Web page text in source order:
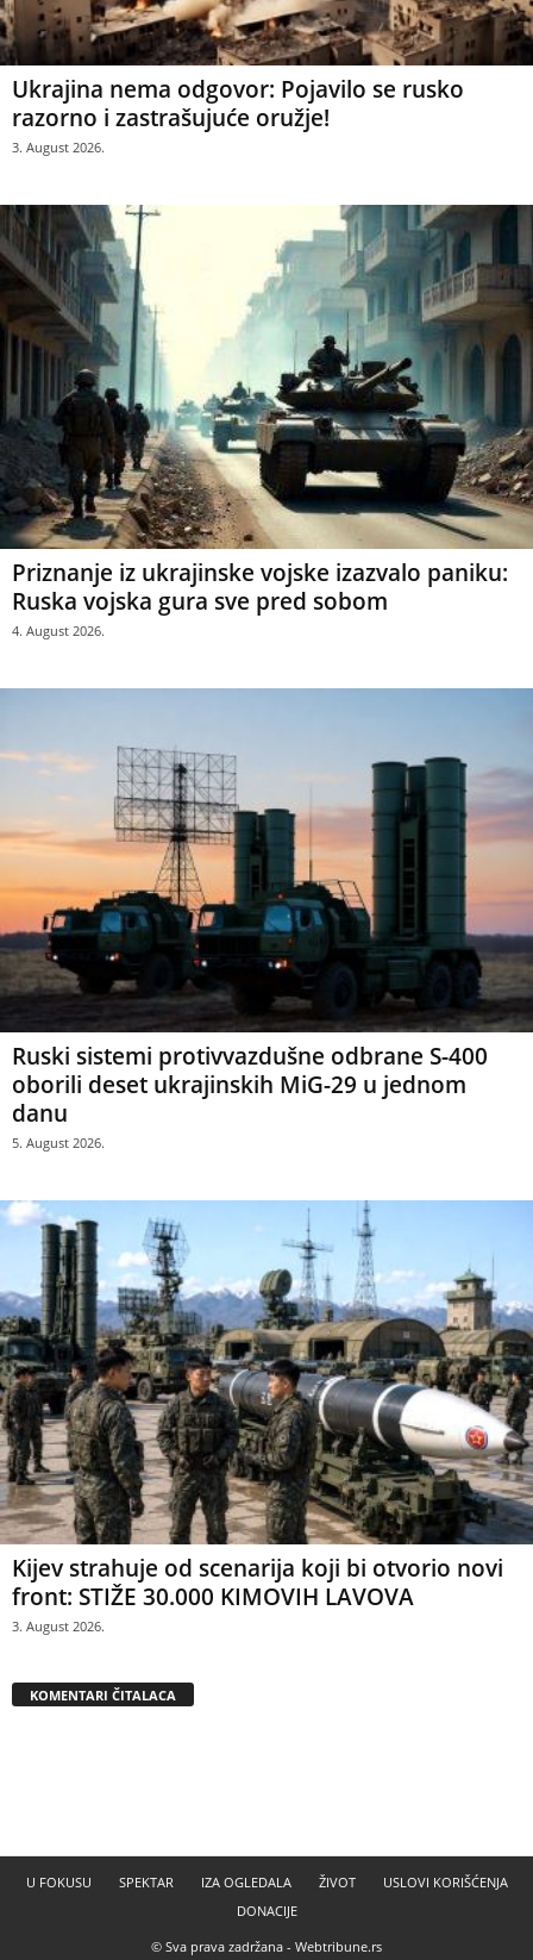
Ukrajina nema odgovor: Pojavilo se rusko
razorno i zastrašujuće oružje!
3. August 2026.
Priznanje iz ukrajinske vojske izazvalo paniku:
Ruska vojska gura sve pred sobom
4. August 2026.
Ruski sistemi protivvazdušne odbrane S-400
oborili deset ukrajinskih MiG-29 u jednom
danu
5. August 2026.
Kijev strahuje od scenarija koji bi otvorio novi
front: STIŽE 30.000 KIMOVIH LAVOVA
3. August 2026.
KOMENTARI ČITALACA
U FOKUSU SPEKTAR IZA OGLEDALA ŽIVOT
USLOVI KORIŠĆENJA
DONACIJE
© Sva prava zadržana - Webtribune.rs